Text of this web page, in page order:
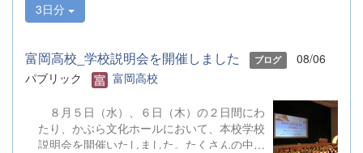
3日分
富岡高校_学校説明会を開催しました ブログ
08/06
パブリック
富岡高校
８月５日（水）、６日（木）の２日間にわ
たり、かぶら文化ホールにおいて、本校学校
説明会を開催いたしました。たくさんの中学